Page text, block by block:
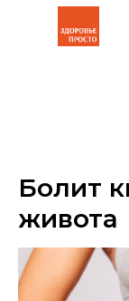
Болит
живота